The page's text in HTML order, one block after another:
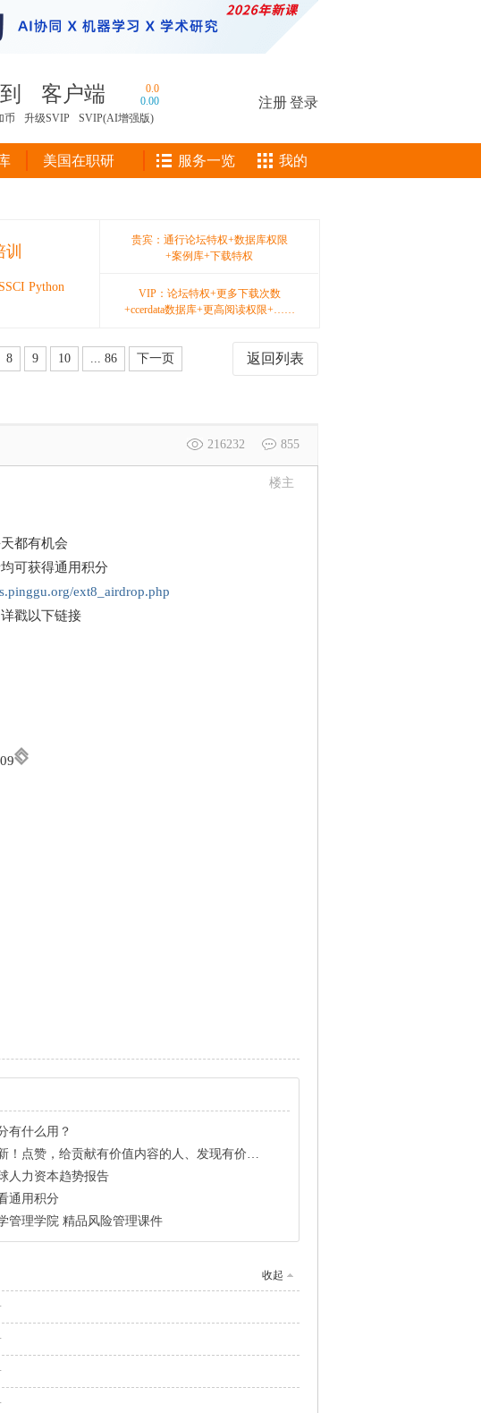
客户端
0.0
0.00
币
升级SVIP SVIP(AI增强版)
注册登录
美国在职研 服务一览 我的
Python
贵宾：通行论坛特权+数据库权限
+案例库+下载特权
VIP：论坛特权+更多下载次数
+ccerdata数据库+更高阅读权限+……
返回列表
8 9 10 ... 86 下一页
216232 855
楼主
都有机会
可获得通用积分
ext8_airdrop.php
戳以下链接
有什么用？
点赞，给贡献有价值内容的人、发现有价值内容的人
人力资本趋势报告
通用积分
管理学院 精品风险管理课件
收起